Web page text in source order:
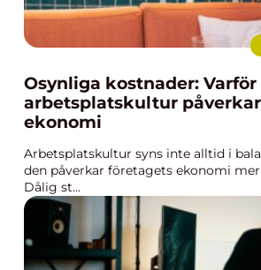
Osynliga kostnader: Varför
arbetsplatskultur
ekonomi
Arbetsplatskultur syns inte alltid i
den påverkar företagets ekonomi
Dålig st...